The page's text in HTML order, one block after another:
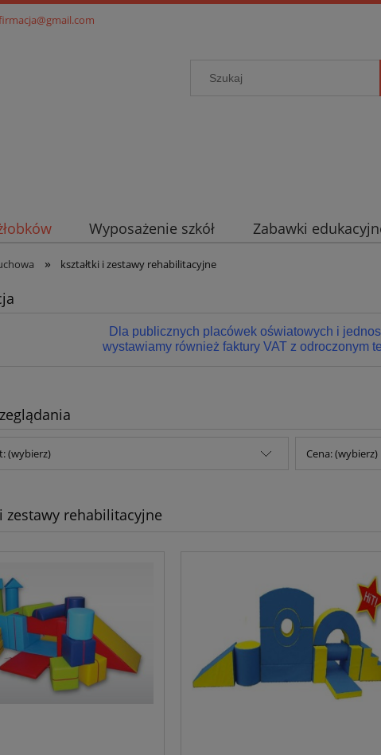
Wyposażenie szkół Zabawki
» kształtki i zestawy rehabilitacyjne
Dla publicznych placówek oświatowych i
wystawiamy również faktury VAT z odroczonym
(wybierz) Cena: (wybierz)
zestawy rehabilitacyjne